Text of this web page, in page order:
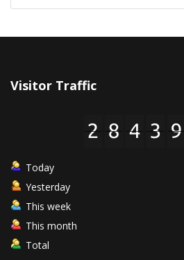
Visitor Traffic
Today
Yesterday
This week
This month
Total